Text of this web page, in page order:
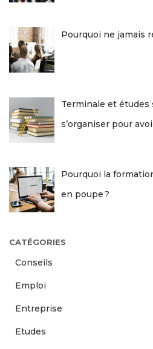
Pourquoi ne jamais
Terminale et
s’organiser pour
Pourquoi la
en poupe ?
CATÉGORIES
Conseils
Emploi
Entreprise
Etudes